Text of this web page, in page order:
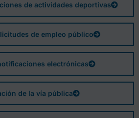
de actividades deportivas
de empleo público
electrónicas
de la vía pública